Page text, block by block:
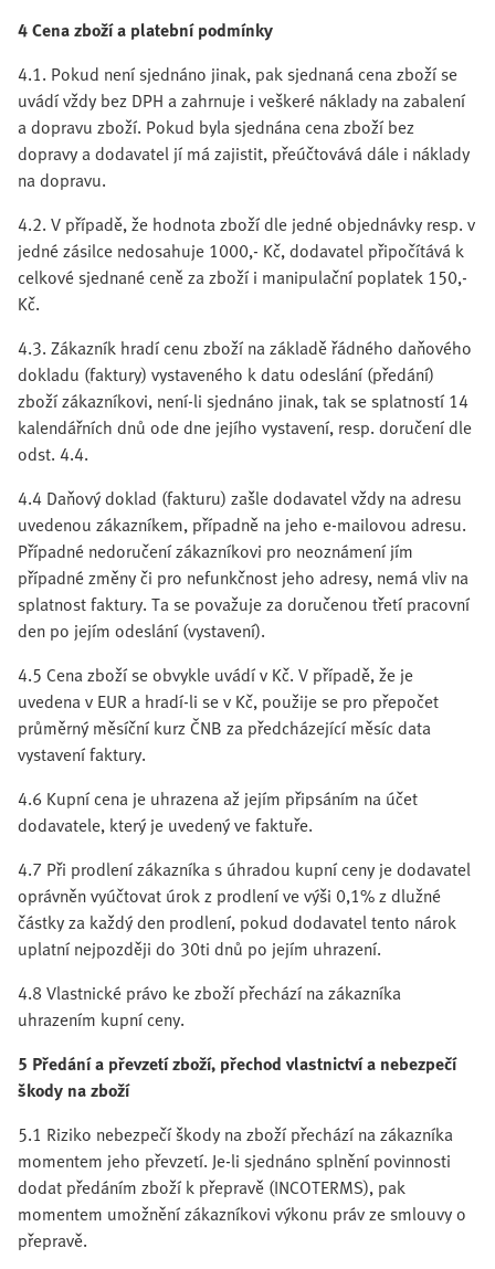
4 Cena zboží a platební podmínky
4.1. Pokud není sjednáno jinak, pak sjednaná cena zboží se
uvádí vždy bez DPH a zahrnuje i veškeré náklady na zabalení
a dopravu zboží. Pokud byla sjednána cena zboží bez
dopravy a dodavatel jí má zajistit, přeúčtovává dále i náklady
na dopravu.
4.2. V případě, že hodnota zboží dle jedné objednávky resp. v
jedné zásilce nedosahuje 1000,- Kč, dodavatel připočítává k
celkové sjednané ceně za zboží i manipulační poplatek 150,-
Kč.
4.3. Zákazník hradí cenu zboží na základě řádného daňového
dokladu (faktury) vystaveného k datu odeslání (předání)
zboží zákazníkovi, není-li sjednáno jinak, tak se splatností 14
kalendářních dnů ode dne jejího vystavení, resp. doručení dle
odst. 4.4.
4.4 Daňový doklad (fakturu) zašle dodavatel vždy na adresu
uvedenou zákazníkem, případně na jeho e-mailovou adresu.
Případné nedoručení zákazníkovi pro neoznámení jím
případné změny či pro nefunkčnost jeho adresy, nemá vliv na
splatnost faktury. Ta se považuje za doručenou třetí pracovní
den po jejím odeslání (vystavení).
4.5 Cena zboží se obvykle uvádí v Kč. V případě, že je
uvedena v EUR a hradí-li se v Kč, použije se pro přepočet
průměrný měsíční kurz ČNB za předcházející měsíc data
vystavení faktury.
4.6 Kupní cena je uhrazena až jejím připsáním na účet
dodavatele, který je uvedený ve faktuře.
4.7 Při prodlení zákazníka s úhradou kupní ceny je dodavatel
oprávněn vyúčtovat úrok z prodlení ve výši 0,1% z dlužné
částky za každý den prodlení, pokud dodavatel tento nárok
uplatní nejpozději do 30ti dnů po jejím uhrazení.
4.8 Vlastnické právo ke zboží přechází na zákazníka
uhrazením kupní ceny.
5 Předání a převzetí zboží, přechod vlastnictví a nebezpečí
škody na zboží
5.1 Riziko nebezpečí škody na zboží přechází na zákazníka
momentem jeho převzetí. Je-li sjednáno splnění povinnosti
dodat předáním zboží k přepravě (INCOTERMS), pak
momentem umožnění zákazníkovi výkonu práv ze smlouvy o
přepravě.